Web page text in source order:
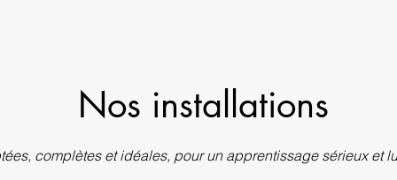
Nos installations
complètes et idéales, pour un apprentissage sérieux et